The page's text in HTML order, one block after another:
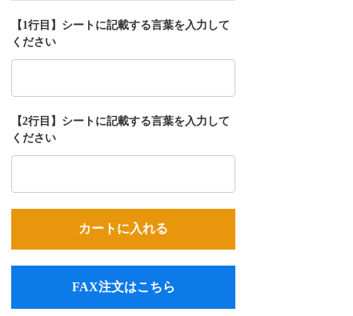
【1行目】シートに記載する言葉を入力して
ください
【2行目】シートに記載する言葉を入力して
ください
FAX注文はこちら